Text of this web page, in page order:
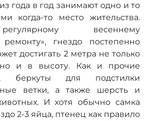
года в год занимают одно и то
когда-то место жительства.
весеннему
ремонту», гнездо постепенно
достигать 2 метра не только
и в высоту. Как и прочие
беркуты для подстилки
ветки, а также шерсть и
И хотя обычно самка
2-3 яйца, птенец как правило